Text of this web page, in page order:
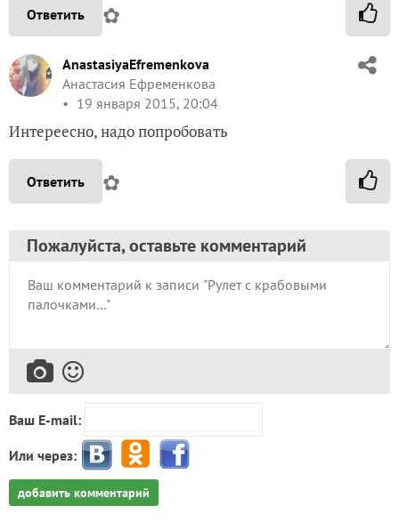
Ответить ✿
AnastasiyaEfremenkova
Анастасия Ефременкова
19 января 2015, 20:04
Интереесно, надо попробовать
Ответить ✿
Пожалуйста, оставьте комментарий
Ваш E-mail:
Или через:
добавить комментарий